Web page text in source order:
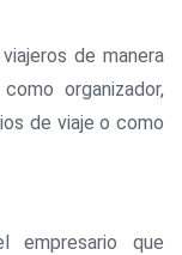
de manera
organizador,
de viaje o como
empresario que